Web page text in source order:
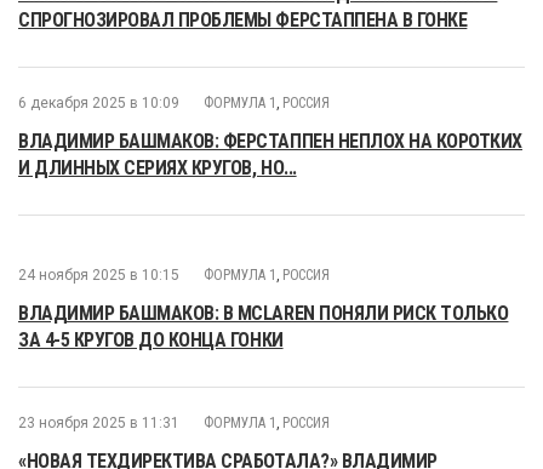
СПРОГНОЗИРОВАЛ ПРОБЛЕМЫ ФЕРСТАППЕНА В ГОНКЕ
6 декабря 2025 в 10:09 ФОРМУЛА 1 , РОССИЯ
ВЛАДИМИР БАШМАКОВ: ФЕРСТАППЕН НЕПЛОХ НА КОРОТКИХ
И ДЛИННЫХ СЕРИЯХ КРУГОВ, НО...
24 ноября 2025 в 10:15 ФОРМУЛА 1 , РОССИЯ
ВЛАДИМИР БАШМАКОВ: В MCLAREN ПОНЯЛИ РИСК ТОЛЬКО
ЗА 4-5 КРУГОВ ДО КОНЦА ГОНКИ
23 ноября 2025 в 11:31 ФОРМУЛА 1 , РОССИЯ
«НОВАЯ ТЕХДИРЕКТИВА СРАБОТАЛА?» ВЛАДИМИР